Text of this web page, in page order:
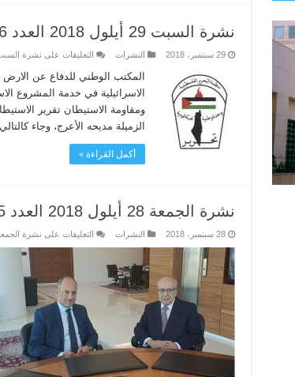
نشرة السبت 29 أيلول 2018 العدد 5656
29 سبتمبر، 2018 النشرات التعليقات على نشرة السبت 29 أيلول 2018 العدد 5656
المكتب الوطني للدفاع عن الارض
الاسرائيلية في خدمة المشروع
الزميلة مديحه الأعرج، وجاء
أكمل القراءة »
نشرة الجمعة 28 أيلول 2018 العدد 5655
28 سبتمبر، 2018 النشرات التعليقات على نشرة الجمعة 28 أيلول 2018 العدد 5655